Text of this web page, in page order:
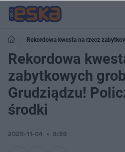
Rekordowa kwesta na rzecz
zebrane środki
Rekordowa
zabytkowych
Grudziądzu!
środki
2025-11-04 8:39